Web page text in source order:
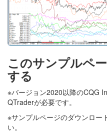
このサンプルペ
する
※バージョン2020以降のCQG
QTraderが必要です。
※サンプルページのダウンロー
い。